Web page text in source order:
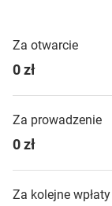
Za otwarcie
0 zł
Za prowadzenie
0 zł
Za kolejne wpłaty